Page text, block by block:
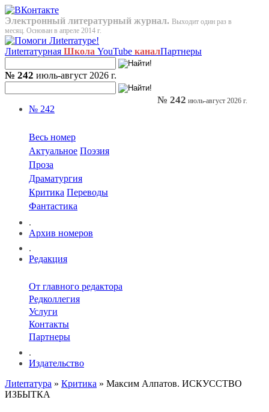
Электронный литературный журнал. Выходит один раз в
месяц. Основан в апреле 2014 г.
Лиterraтурная Школа YouTube каналПартнеры
№ 242 июль-август 2026 г.
№ 242
Весь номер
Актуальное Поэзия
Проза
Драматургия
Критика Переводы
Фантастика
.
Архив номеров
.
Редакция
От главного редактора
Редколлегия
Услуги
Контакты
Партнеры
.
Издательство
№ 242 июль-август 2026 г.
Лиterraтура » Критика » Максим Алпатов. ИСКУССТВО
ИЗБЫТКА